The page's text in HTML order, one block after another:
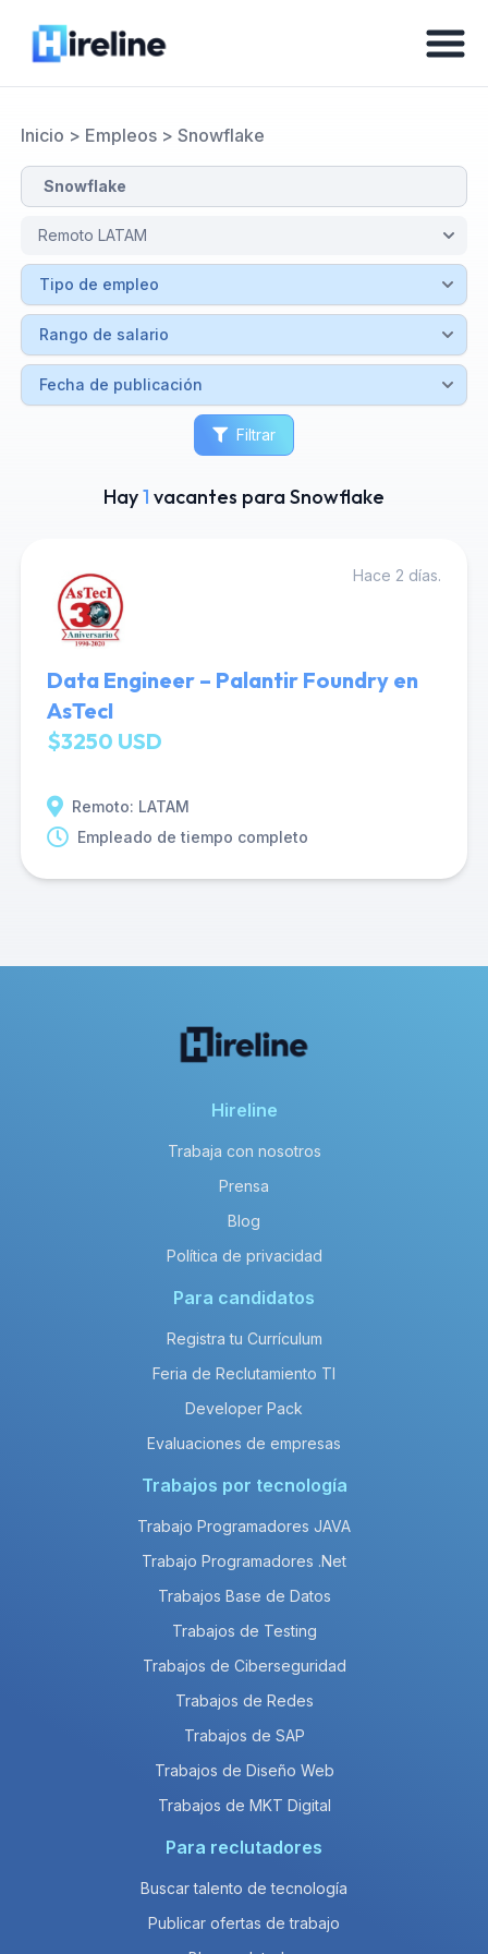
Inicio > Empleos> Snowflake
Filtrar
Hay1 vacantes para Snowflake
Hace 2 días.
Data Engineer – Palantir Foundry en
AsTecI
$3250 USD
Remoto: LATAM
Empleado de tiempo completo
Hireline
Trabaja con nosotros
Prensa
Blog
Política de privacidad
Para candidatos
Registra tu Currículum
Feria de Reclutamiento TI
Developer Pack
Evaluaciones de empresas
Trabajos por tecnología
Trabajo Programadores JAVA
Trabajo Programadores .Net
Trabajos Base de Datos
Trabajos de Testing
Trabajos de Ciberseguridad
Trabajos de Redes
Trabajos de SAP
Trabajos de Diseño Web
Trabajos de MKT Digital
Para reclutadores
Buscar talento de tecnología
Publicar ofertas de trabajo